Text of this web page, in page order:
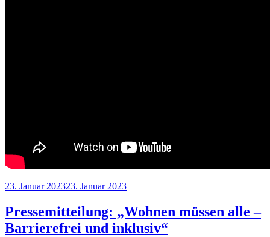
Veröffentlicht
23. Januar 202323. Januar 2023
Pressemitteilung: „Wohnen müssen alle –
Barrierefrei und inklusiv“